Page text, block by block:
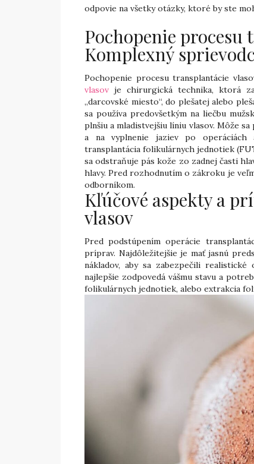
odpovie na všetky otázky, ktoré by ste
Pochopenie procesu
Komplexný
Pochopenie procesu transplantácie
vlasov je chirurgická technika, ktorá
„darcovské miesto“, do plešatej alebo
sa používa predovšetkým na liečbu
plnšiu a mladistvejšiu líniu vlasov. Môže
a na vyplnenie jaziev po operáciách
transplantácia folikulárnych jednotiek
sa odstraňuje pás kože zo zadnej časti
hlavy. Pred rozhodnutím o zákroku je
odborníkom.
Kľúčové aspekty a
vlasov
Pred podstúpením operácie
príprav. Najdôležitejšie je mať jasnú
nákladov, aby sa zabezpečili realistické
najlepšie zodpovedá vášmu stavu a
folikulárnych jednotiek, alebo extrakcia